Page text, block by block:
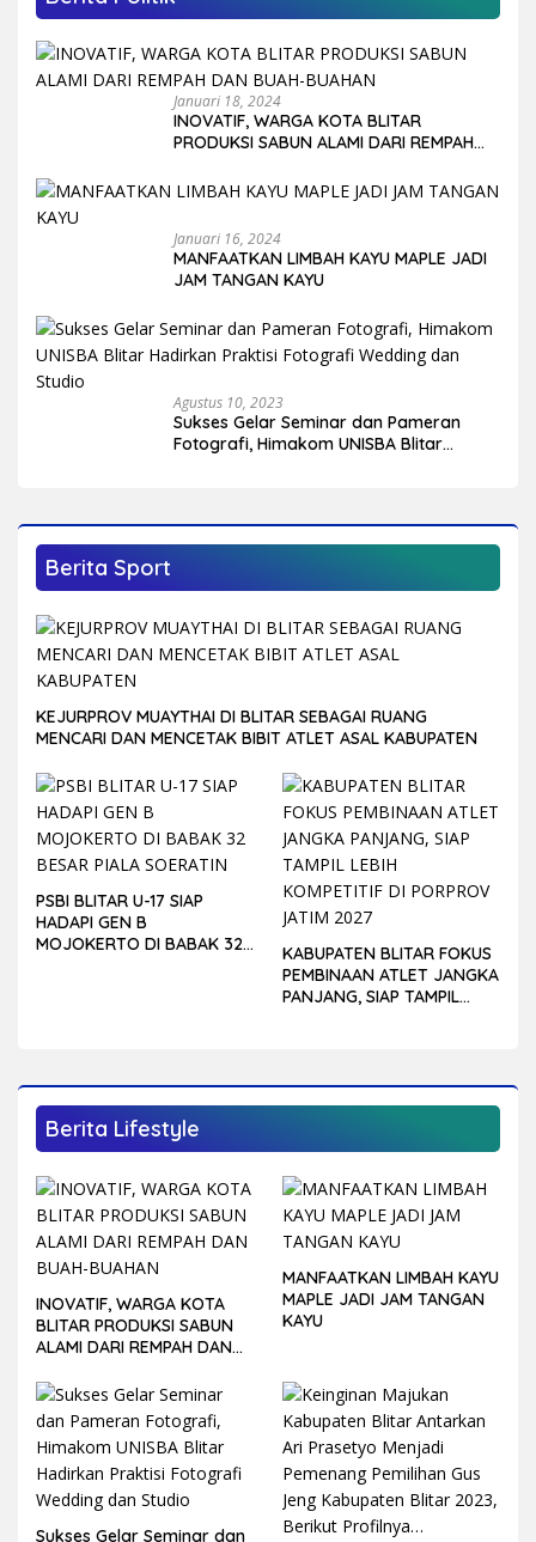
Januari 18, 2024
INOVATIF, WARGA KOTA BLITAR
PRODUKSI SABUN ALAMI DARI REMPAH
Januari 16, 2024
MANFAATKAN LIMBAH KAYU MAPLE JADI
JAM TANGAN KAYU
Agustus 10, 2023
Sukses Gelar Seminar dan Pameran
Fotografi, Himakom UNISBA Blitar
Berita Sport
KEJURPROV MUAYTHAI DI BLITAR SEBAGAI RUANG
MENCARI DAN MENCETAK BIBIT ATLET ASAL KABUPATEN
PSBI BLITAR U-17 SIAP
HADAPI GEN B
MOJOKERTO DI BABAK 32
KABUPATEN BLITAR FOKUS
PEMBINAAN ATLET JANGKA
PANJANG, SIAP TAMPIL
Berita Lifestyle
INOVATIF, WARGA KOTA
BLITAR PRODUKSI SABUN
ALAMI DARI REMPAH DAN
MANFAATKAN LIMBAH KAYU
MAPLE JADI JAM TANGAN
KAYU
Sukses Gelar Seminar dan